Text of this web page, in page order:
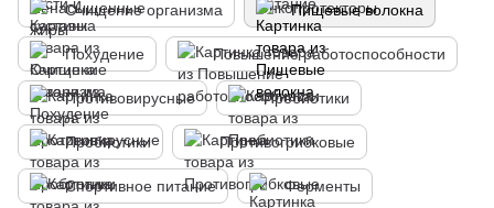
Очищение организма Пищевые волокна
Похудение Повышение работоспособности
Противовирусные Пребиотики
Пробиотики Противогрибковые
Спортивное питание Ферменты